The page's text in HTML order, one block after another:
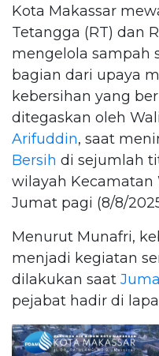
Kota Makassar
Tetangga (RT) dan
mengelola sampah
bagian dari upaya
kebersihan yang
ditegaskan oleh
Arifuddin, saat
Bersih di sejumlah
wilayah Kecamatan
Jumat pagi (8/8/
Menurut Munafri,
menjadi kegiatan
dilakukan saat
pejabat hadir di